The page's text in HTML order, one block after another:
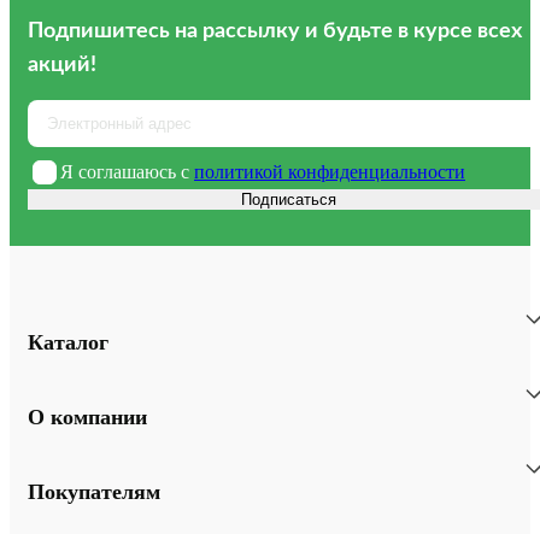
Подпишитесь на рассылку и будьте в курсе всех
акций!
Я соглашаюсь с политикой конфиденциальности
Подписаться
Каталог
О компании
Покупателям